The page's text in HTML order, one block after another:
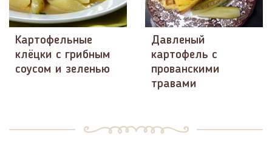
Картофельные
клёцки с грибным
соусом и зеленью
Давленый
картофель с
прованскими
травами